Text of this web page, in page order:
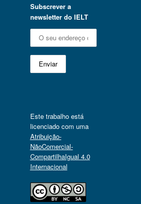
Subscrever a
newsletter do IELT
Este trabalho está
licenciado com uma
Atribuição-
NãoComercial-
CompartilhaIgual 4.0
Internacional